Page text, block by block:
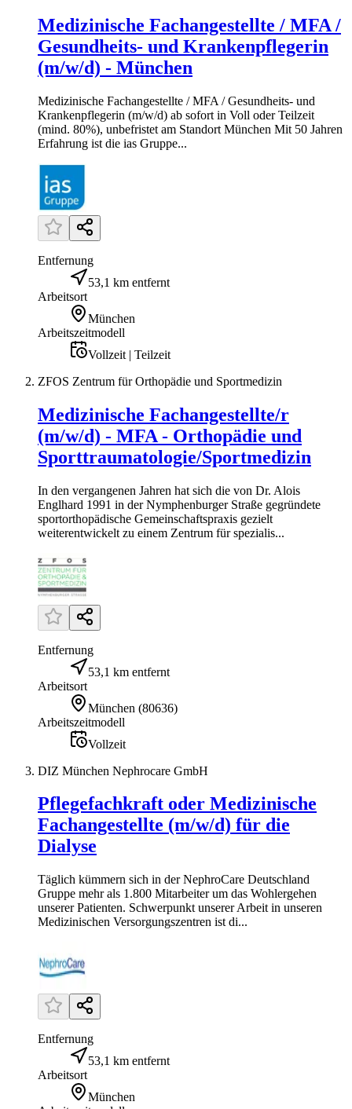
Medizinische Fachangestellte / MFA /
Gesundheits- und Krankenpflegerin
(m/w/d) - München
Medizinische Fachangestellte / MFA / Gesundheits- und
Krankenpflegerin (m/w/d) ab sofort in Voll oder Teilzeit
(mind. 80%), unbefristet am Standort München Mit 50 Jahren
Erfahrung ist die ias Gruppe...
Entfernung
53,1 km entfernt
Arbeitsort
München
Arbeitszeitmodell
Vollzeit | Teilzeit
ZFOS Zentrum für Orthopädie und Sportmedizin
Medizinische Fachangestellte/r
(m/w/d) - MFA - Orthopädie und
Sporttraumatologie/Sportmedizin
In den vergangenen Jahren hat sich die von Dr. Alois
Englhard 1991 in der Nymphenburger Straße gegründete
sportorthopädische Gemeinschaftspraxis gezielt
weiterentwickelt zu einem Zentrum für spezialis...
Entfernung
53,1 km entfernt
Arbeitsort
München (80636)
Arbeitszeitmodell
Vollzeit
DIZ München Nephrocare GmbH
Pflegefachkraft oder Medizinische
Fachangestellte (m/w/d) für die
Dialyse
Täglich kümmern sich in der NephroCare Deutschland
Gruppe mehr als 1.800 Mitarbeiter um das Wohlergehen
unserer Patienten. Schwerpunkt unserer Arbeit in unseren
Medizinischen Versorgungszentren ist di...
Entfernung
53,1 km entfernt
Arbeitsort
München